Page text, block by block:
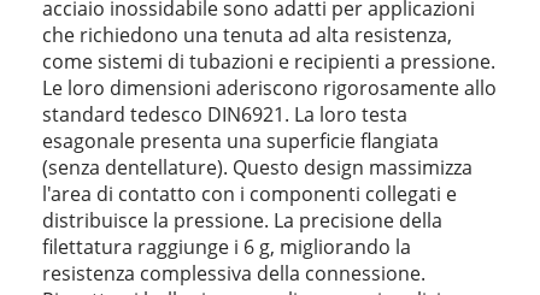
acciaio inossidabile sono adatti per applicazioni
che richiedono una tenuta ad alta resistenza,
come sistemi di tubazioni e recipienti a pressione.
Le loro dimensioni aderiscono rigorosamente allo
standard tedesco DIN6921. La loro testa
esagonale presenta una superficie flangiata
(senza dentellature). Questo design massimizza
l'area di contatto con i componenti collegati e
distribuisce la pressione. La precisione della
filettatura raggiunge i 6 g, migliorando la
resistenza complessiva della connessione.